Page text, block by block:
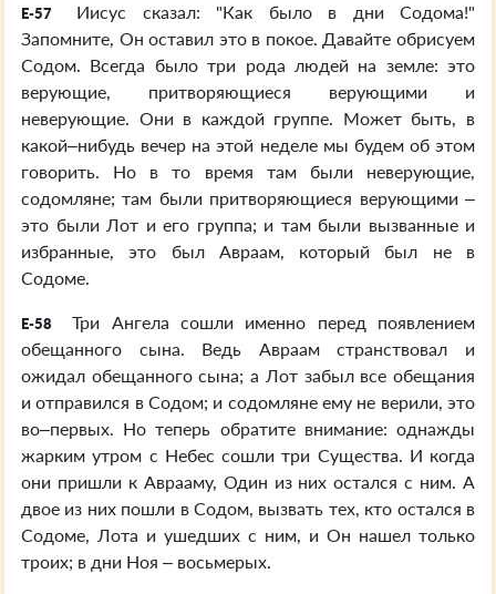
E-57
Иисус сказал: "Как было в дни Содома!"
Запомните, Он оставил это в покое. Давайте обрисуем
Содом. Всегда было три рода людей на земле: это
верующие, притворяющиеся верующими и
неверующие. Они в каждой группе. Может быть, в
какой–нибудь вечер на этой неделе мы будем об этом
говорить. Но в то время там были неверующие,
содомляне; там были притворяющиеся верующими –
это были Лот и его группа; и там были вызванные и
избранные, это был Авраам, который был не в
Содоме.
E-58
Три Ангела сошли именно перед появлением
обещанного сына. Ведь Авраам странствовал и
ожидал обещанного сына; а Лот забыл все обещания
и отправился в Содом; и содомляне ему не верили, это
во–первых. Но теперь обратите внимание: однажды
жарким утром с Небес сошли три Существа. И когда
они пришли к Аврааму, Один из них остался с ним. А
двое из них пошли в Содом, вызвать тех, кто остался в
Содоме, Лота и ушедших с ним, и Он нашел только
троих; в дни Ноя – восьмерых.